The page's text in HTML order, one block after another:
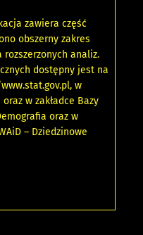
zawiera część
obszerny zakres
analiz.
dostępny jest na
w
w zakładce Bazy
oraz w
– Dziedzinowe